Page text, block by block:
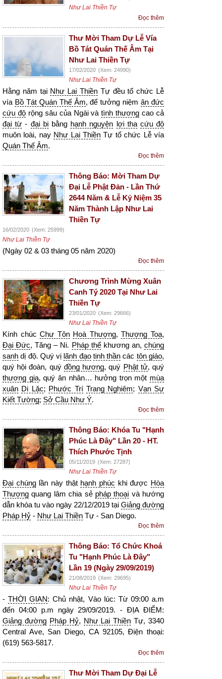
Như Lai Thiền Tự
Đọc thêm
Thư Mời Tham Dự Lễ Vía
Bồ Tát Quán Thế Âm Tại
Như Lai Thiền Tự
17/02/2020 (Xem: 24990)
Như Lai Thiền Tự
Hằng năm tại Như Lai Thiền Tự đều tổ chức Lễ
vía Bồ Tát Quán Thế Âm, để tưởng niệmân đức
cứu độrộng sâu của Ngài vàtình thương cao cả
đại từ - đại bibằng hạnh nguyện lợi tha cứu độ
muôn loài, nay Như Lai Thiền Tự tổ chức Lễ vía
Quán Thế Âm.
Đọc thêm
Thông Báo: Mời Tham Dự
Đại Lễ Phật Đản - Lần Thứ
2644 Năm & Lễ Kỷ Niệm 35
Năm Thành Lập Như Lai
Thiền Tự
16/02/2020 (Xem: 25999)
Như Lai Thiền Tự
(Ngày 02 & 03 tháng 05 năm 2020)
Đọc thêm
Chương Trình Mừng Xuân
Canh Tý 2020 Tại Như Lai
Thiền Tự
23/01/2020 (Xem: 29666)
Như Lai Thiền Tự
Kính chúcChư Tôn Hoà Thượng,Thượng Toạ,
Đại Đức, Tăng – Ni. Pháp thểkhương an,chúng
sanh dị độ. Quý vị lãnh đạo tinh thần các tôn giáo,
quý hội đoàn, quý đồng hương, quý Phật tử, quý
thương gia, quý ân nhân… hưởng trọn một mùa
xuân Di Lặc; Phước Trí Trang Nghiêm; Vạn Sự
Kiết Tường; Sở Cầu Như Ý.
Đọc thêm
Thông Báo: Khóa Tu "Hạnh
Phúc Là Đây" Lần 20 - HT.
Thích Phước Tịnh
05/11/2019 (Xem: 27287)
Như Lai Thiền Tự
Đại chúnglần này thật hạnh phúc khi được Hòa
Thượng quang lâm chia sẻ pháp thoại và hướng
dẫn khóa tu vào ngày 22/12/2019 tại Giảng đường
Pháp Hỷ - Như Lai Thiền Tự - San Diego.
Đọc thêm
Thông Báo: Tổ Chức Khoá
Tu "Hạnh Phúc Là Đây"
Lần 19 (Ngày 29/09/2019)
21/08/2019 (Xem: 29695)
Như Lai Thiền Tự
-THỜI GIAN: Chủ nhật, Vào lúc: Từ 09:00 a.m
đến 04:00 p.m ngày 29/09/2019. - ĐỊA ĐIỂM:
Giảng đường Pháp Hỷ, Như Lai Thiền Tự, 3340
Central Ave, San Diego, CA 92105, Điện thoại:
(619) 563-5817.
Đọc thêm
Thư Mời Tham Dự Đại Lễ